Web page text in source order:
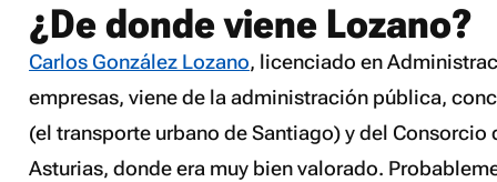
¿De donde viene Lozano?
Carlos González Lozano, licenciado en
empresas, viene de la administración pública,
(el transporte urbano de Santiago) y del Consorcio
Asturias, donde era muy bien valorado.